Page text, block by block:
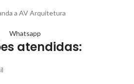
a AV Arquitetura
Whatsapp
atendidas: